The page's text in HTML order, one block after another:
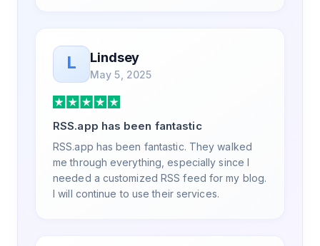
L Lindsey
May 5, 2025
RSS.app has been fantastic
RSS.app has been fantastic. They walked
me through everything, especially since I
needed a customized RSS feed for my blog.
I will continue to use their services.